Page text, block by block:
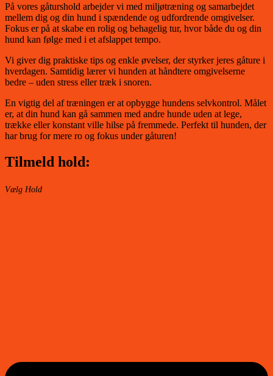
På vores gåturshold arbejder vi med miljøtræning og samarbejdet
mellem dig og din hund i spændende og udfordrende omgivelser.
Fokus er på at skabe en rolig og behagelig tur, hvor både du og din
hund kan følge med i et afslappet tempo.
Vi giver dig praktiske tips og enkle øvelser, der styrker jeres gåture i
hverdagen. Samtidig lærer vi hunden at håndtere omgivelserne
bedre – uden stress eller træk i snoren.
En vigtig del af træningen er at opbygge hundens selvkontrol. Målet
er, at din hund kan gå sammen med andre hunde uden at lege,
trække eller konstant ville hilse på fremmede. Perfekt til hunden, der
har brug for mere ro og fokus under gåturen!
Tilmeld hold:
Vælg Hold